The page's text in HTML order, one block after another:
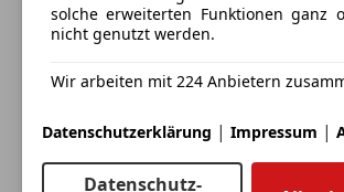
Schritt
Ich möchte mein Auto in Zahlung
Fahrzeugdaten hinzufügen
solche erweiterten Funktionen ganz
nicht genutzt werden.
Wir arbeiten mit 224 Anbietern
Datenschutzerklärung | Impressum |
Datenschutz-